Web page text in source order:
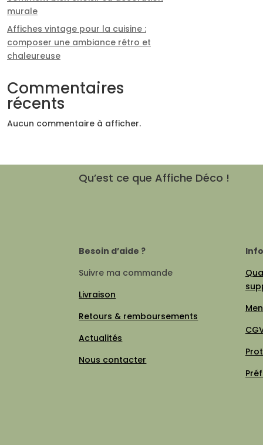
murale
Affiches vintage pour la cuisine :
composer une ambiance rétro et
chaleureuse
Commentaires
récents
Aucun commentaire à afficher.
Qu’est ce que Affiche Déco !
Besoin d’aide ?
Suivre ma commande
Livraison
Retours & remboursements
Actualités
Nous contacter